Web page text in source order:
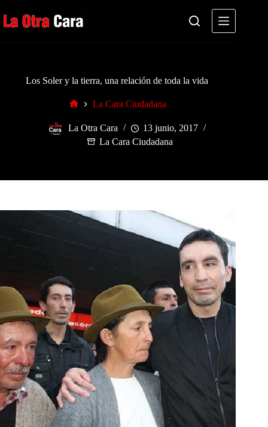
al
contenido
Los Soler y la tierra, una relación de toda la vida
La Cara Ciudadana
La Otra Cara
13 junio, 2017
La Cara Ciudadana